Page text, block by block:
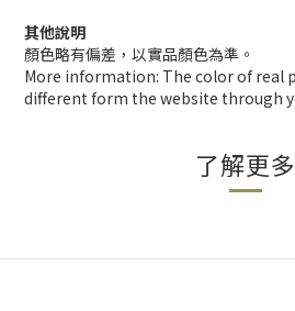
其他說明
顏色略有偏差，以實品顏色為準。
More information: The color of real
different form the website through
了解更多